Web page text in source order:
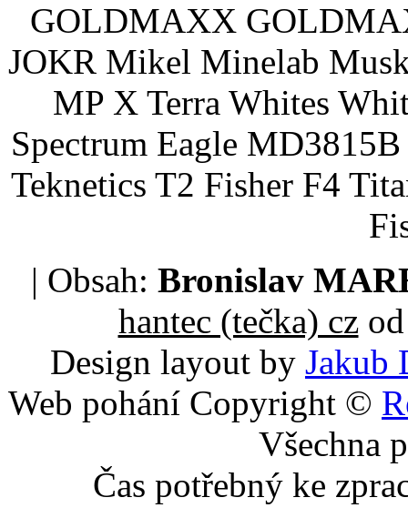
GOLDMAXX
JOKR Mikel Minelab
MP X Terra Whites
Spectrum Eagle
Teknetics T2 Fisher F4
| Obsah: Bronislav
hantec (tečka) czod
Design layout by Jakub
Web pohání Copyright ©
Všechna
Čas potřebný ke